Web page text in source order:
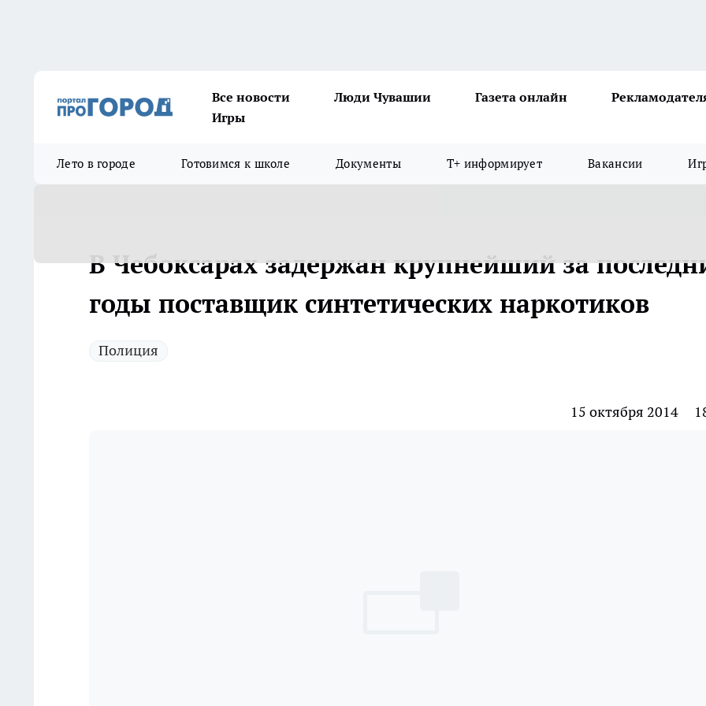
Все новости Люди Чувашии Газета онлайн
Игры
Лето в городе Готовимся к школе Документы Т+ информирует Вакансии
В Чебоксарах задержан крупнейший за
годы поставщик синтетических наркотиков
Полиция
15 октября 2014